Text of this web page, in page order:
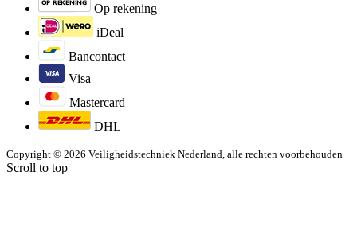
Op rekening
iDeal
Bancontact
Visa
Mastercard
DHL
Copyright © 2026 Veiligheidstechniek Nederland, alle rechten voorbehouden
Scroll to top